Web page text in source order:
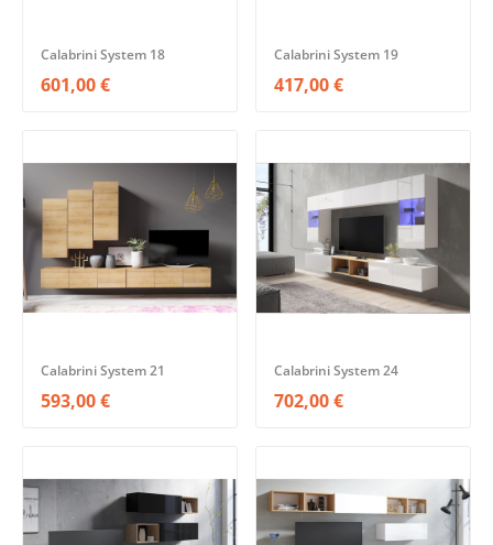
Calabrini System 18
601,00 €
Calabrini System 19
417,00 €
Calabrini System 21
593,00 €
Calabrini System 24
702,00 €